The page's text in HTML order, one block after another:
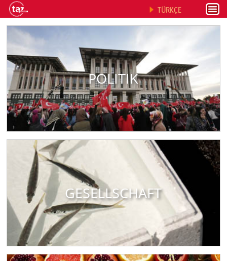
TÜRKÇE
POLITIK
GESELLSCHAFT